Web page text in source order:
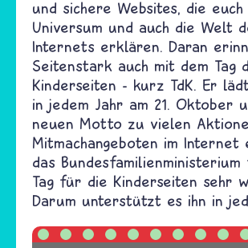
und sichere Websites, die euch
Universum und auch die Welt
Internets erklären. Daran
Seitenstark auch mit dem Tag
Kinderseiten - kurz TdK. Er
in jedem Jahr am 21. Oktober
neuen Motto zu vielen
Mitmachangeboten im Internet
das
Tag für die Kinderseiten sehr
Darum unterstützt es ihn in